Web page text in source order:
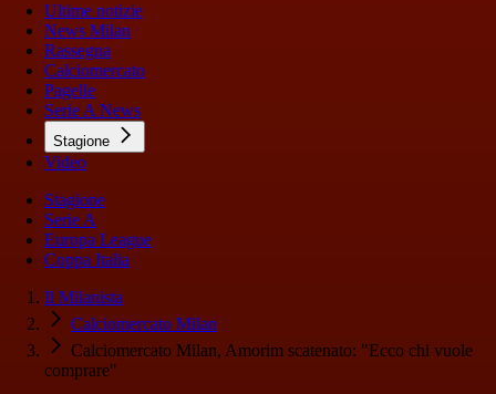
Ultime notizie
News Milan
Rassegna
Calciomercato
Pagelle
Serie A News
Stagione
Video
Stagione
Serie A
Europa League
Coppa Italia
Il Milanista
Calciomercato Milan
Calciomercato Milan, Amorim scatenato: "Ecco chi vuole
comprare"